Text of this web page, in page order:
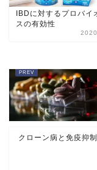
IBDに対するプロバイ
スの有効性
2020
クローン病と免疫抑